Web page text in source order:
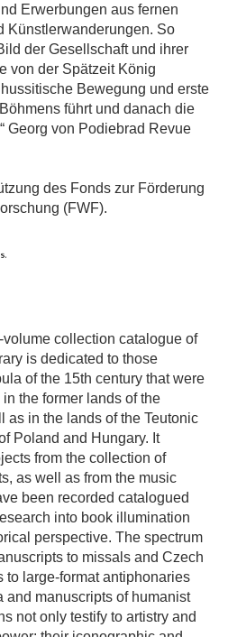
Erwerbungen aus fernen
Künstlerwanderungen. So
der Gesellschaft und ihrer
von der Spätzeit König
Bewegung und erste
führt und danach die
Georg von Podiebrad Revue
des Fonds zur Förderung
(FWF).
collection catalogue of
is dedicated to those
of the 15th century that were
the former lands of the
as in the lands of the Teutonic
Poland and Hungary. It
from the collection of
as well as from the music
been recorded catalogued
into book illumination
perspective. The spectrum
to missals and Czech
to large-format antiphonaries
manuscripts of humanist
not only testify to artistry and